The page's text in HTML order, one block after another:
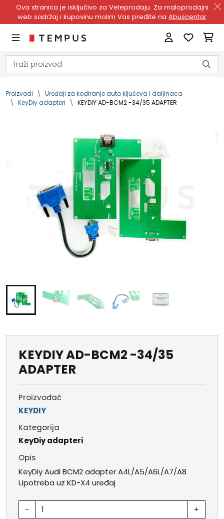
Ova stranica je isključivo za Veleprodaju. Za maloprodajni
web sadržaj i kupovinu molim Vas pređite na Abuscentar
Proizvodi
Uređaji za kodiranje auto ključeva i daljinaca
KeyDiy adapteri
KEYDIY AD-BCM2 -34/35 ADAPTER
KEYDIY AD-BCM2 -34/35
ADAPTER
Proizvođač
KEYDIY
Kategorija
KeyDiy adapteri
Opis
KeyDiy Audi BCM2 adapter A4L/A5/A6L/A7/A8
Upotreba uz KD-X4 uređaj
- +